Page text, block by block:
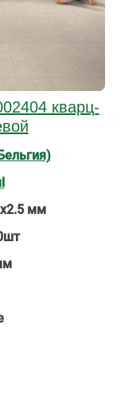
кварц-
мм